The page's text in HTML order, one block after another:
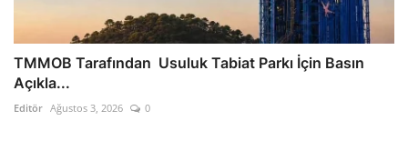
TMMOB Tarafından Usuluk Tabiat Parkı İçin Basın
Açıkla...
Editör Ağustos 3, 2026 0